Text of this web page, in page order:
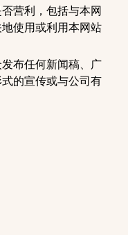
营利，包括与本网
使用或利用本网站
布任何新闻稿、广
的宣传或与公司有